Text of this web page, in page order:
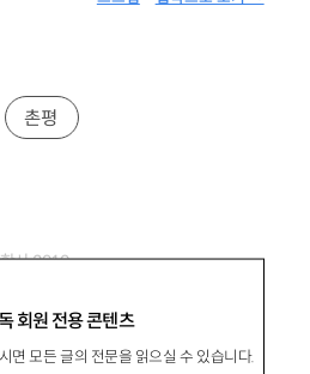
회원 전용 콘텐츠
면 모든 글의 전문을 읽으실 수 있습니다.
촌평
사 2010
라톤주의적인 예술론